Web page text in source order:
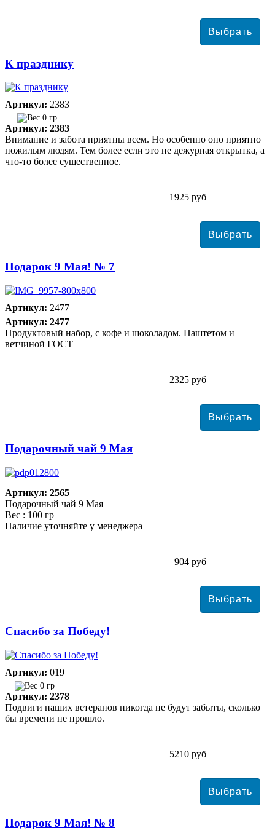
К празднику
Артикул: 2383
0 гр
Артикул: 2383
Внимание и забота приятны всем. Но особенно оно приятно
пожилым людям. Тем более если это не дежурная открытка, а
что-то более существенное.
1925 руб
Подарок 9 Мая! № 7
Артикул: 2477
Артикул: 2477
Продуктовый набор, с кофе и шоколадом. Паштетом и
ветчиной ГОСТ
2325 руб
Подарочный чай 9 Мая
Артикул: 2565
Подарочный чай 9 Мая
Вес : 100 гр
Наличие уточняйте у менеджера
904 руб
Спасибо за Победу!
Артикул: 019
0 гр
Артикул: 2378
Подвиги наших ветеранов никогда не будут забыты, сколько
бы времени не прошло.
5210 руб
Подарок 9 Мая! № 8